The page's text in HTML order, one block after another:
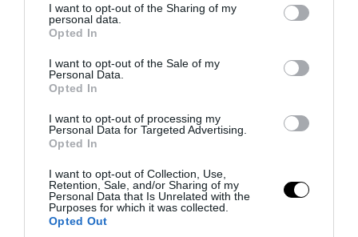
not limited to your visit or usage behaviour. You may click to
grant or deny consent to Google and its third-party tags to
use your data for below specified purposes in below Google
consent section.
I want to opt-out of the Sharing of my
personal data.
Opted In
I want to opt-out of the Sale of my
Personal Data.
Opted In
I want to opt-out of processing my
Personal Data for Targeted Advertising.
Opted In
I want to opt-out of Collection, Use,
Retention, Sale, and/or Sharing of my
Personal Data that Is Unrelated with the
Purposes for which it was collected.
Opted Out
PRONEWS.GR /PROVOCATEUR
Α.Γεωργιάδης για πτώση ψευδοροφής
στα ΤΕΠ του νοσοκομείου Κορίνθου: «Δεν
κατέρρευσε – Την ξήλωσαν»
06.08.2026 | 08:58